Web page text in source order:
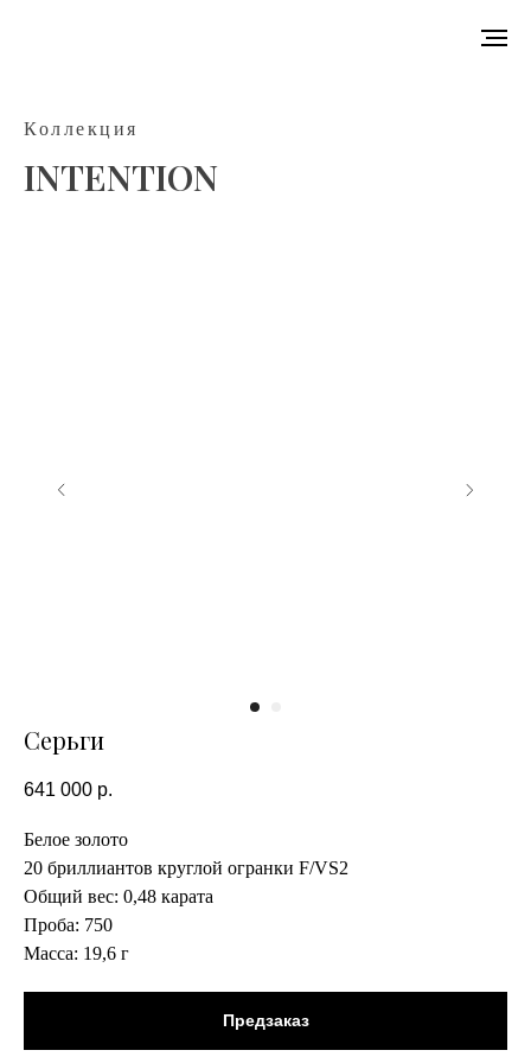
Коллекция
INTENTION
Серьги
641 000 р.
Белое золото
20 бриллиантов круглой огранки F/VS2
Общий вес: 0,48 карата
Проба: 750
Масса: 19,6 г
Предзаказ